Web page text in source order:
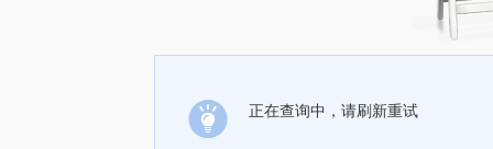
正在查询中，请刷新重试